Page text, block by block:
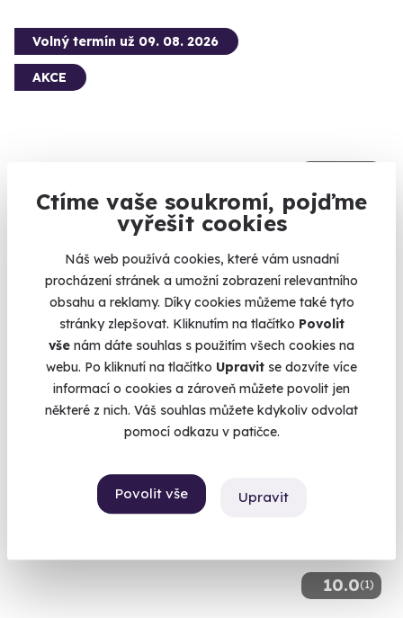
Ctíme vaše soukromí, pojďme
vyřešit cookies
Náš web používá cookies, které vám usnadní
procházení stránek a umožní zobrazení relevantního
obsahu a reklamy. Díky cookies můžeme také tyto
stránky zlepšovat. Kliknutím na tlačítko Povolit
vše nám dáte souhlas s použitím všech cookies na
webu. Po kliknutí na tlačítko Upravit se dozvíte více
informací o cookies a zároveň můžete povolit jen
některé z nich. Váš souhlas můžete kdykoliv odvolat
pomocí odkazu v patičce.
Povolit vše Upravit
Volný termín už 09. 08. 2026
AKCE
Horská chata ve skandinávském stylu se
saunou a vířivkou
Kousek Skandinávie v srdci Jeseníků.
Dolní Morava (Ústí nad Orlicí)
11 890 Kč
10.0(1)